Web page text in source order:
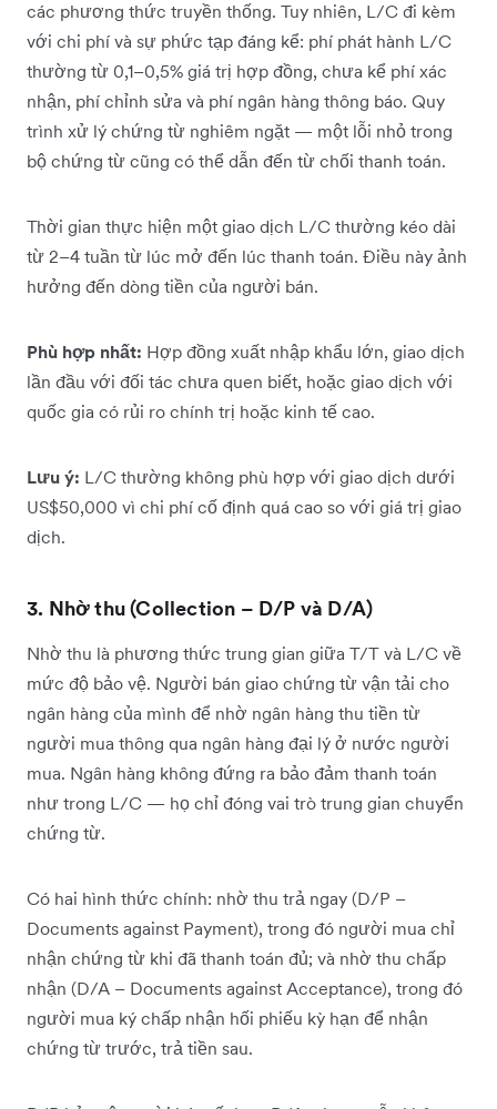
các phương thức truyền thống. Tuy nhiên, L/C đi kèm
với chi phí và sự phức tạp đáng kể: phí phát hành L/C
thường từ 0,1–0,5% giá trị hợp đồng, chưa kể phí xác
nhận, phí chỉnh sửa và phí ngân hàng thông báo. Quy
trình xử lý chứng từ nghiêm ngặt — một lỗi nhỏ trong
bộ chứng từ cũng có thể dẫn đến từ chối thanh toán.
Thời gian thực hiện một giao dịch L/C thường kéo dài
từ 2–4 tuần từ lúc mở đến lúc thanh toán. Điều này ảnh
hưởng đến dòng tiền của người bán.
Phù hợp nhất: Hợp đồng xuất nhập khẩu lớn, giao dịch
lần đầu với đối tác chưa quen biết, hoặc giao dịch với
quốc gia có rủi ro chính trị hoặc kinh tế cao.
Lưu ý: L/C thường không phù hợp với giao dịch dưới
US$50,000 vì chi phí cố định quá cao so với giá trị giao
dịch.
3. Nhờ thu (Collection – D/P và D/A)
Nhờ thu là phương thức trung gian giữa T/T và L/C về
mức độ bảo vệ. Người bán giao chứng từ vận tải cho
ngân hàng của mình để nhờ ngân hàng thu tiền từ
người mua thông qua ngân hàng đại lý ở nước người
mua. Ngân hàng không đứng ra bảo đảm thanh toán
như trong L/C — họ chỉ đóng vai trò trung gian chuyển
chứng từ.
Có hai hình thức chính: nhờ thu trả ngay (D/P –
Documents against Payment), trong đó người mua chỉ
nhận chứng từ khi đã thanh toán đủ; và nhờ thu chấp
nhận (D/A – Documents against Acceptance), trong đó
người mua ký chấp nhận hối phiếu kỳ hạn để nhận
chứng từ trước, trả tiền sau.